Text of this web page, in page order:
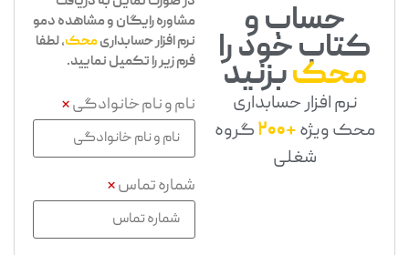
حساب و
کتاب خود را
محکبزنید
نرم افزار حسابداری
محک ویژه+200
گروه
شغلی
مشاوره رایگان و مشاهده دمو
نرم افزار حسابداریمحک، لطفا
فرم زیر را تکمیل نمایید.
نام و نام خانوادگی*
شماره تماس*